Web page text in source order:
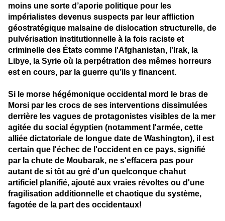
moins une sorte d’aporie politique pour les
impérialistes devenus suspects par leur affliction
géostratégique malsaine de dislocation structurelle, de
pulvérisation institutionnelle à la fois raciste et
criminelle des États comme l'Afghanistan, l'Irak, la
Libye, la Syrie où la perpétration des mêmes horreurs
est en cours, par la guerre qu’ils y financent.
Si le morse hégémonique occidental mord le bras de
Morsi par les crocs de ses interventions dissimulées
derrière les vagues de protagonistes visibles de la mer
agitée du social égyptien (notamment l'armée, cette
alliée dictatoriale de longue date de Washington), il est
certain que l'échec de l'occident en ce pays, signifié
par la chute de Moubarak, ne s'effacera pas pour
autant de si tôt au gré d'un quelconque chahut
artificiel planifié, ajouté aux vraies révoltes ou d'une
fragilisation additionnelle et chaotique du système,
fagotée de la part des occidentaux!